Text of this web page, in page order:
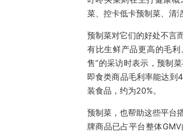
菜、控卡低卡预制菜、清
预制菜对它们的好处不言
有比生鲜产品更高的毛
售”的采访时表示，预制
即食类商品毛利率能达到
装食品，约为20%。
预制菜，也帮助这些平台
牌商品已占平台整体